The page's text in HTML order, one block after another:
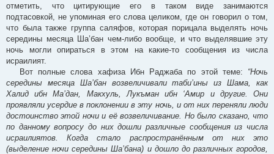
отметить, что цитирующие его в таком виде занимаются
подтасовкой, не упоминая его слова целиком, где он говорил о том,
что была также группа саляфов, которая порицала выделять ночь
середины месяца Ша’бан чем-либо вообще, и что выделявшие эту
ночь могли опираться в этом на какие-то сообщения из числа
исраилият.
Вот полные слова хафиза Ибн Раджаба по этой теме: “Ночь
середины месяца Ша’бан возвеличивали таби’ины из Шама, как
Халид ибн Ма’дан, Макхуль, Лукъман ибн ‘Амир и другие. Они
проявляли усердие в поклонении в эту ночь, и от них переняли люди
достоинство этой ночи и её возвеличивание. Но было сказано, что
по данному вопросу до них дошли различные сообщения из числа
исраилиятов. Когда стало распространённым от них это
(выделение ночи середины Ша’бана) и дошло до различных городов,